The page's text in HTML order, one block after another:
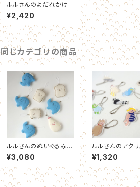
ルルさんのよだれかけ
¥2,420
同じカテゴリの商品
ルルさんのぬいぐるみチ
ャーム
¥3,080
ルルさんのアク
ホルダー
¥1,320